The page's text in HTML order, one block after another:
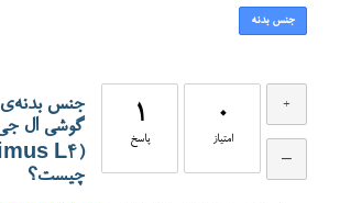
جنس بدنه
0
امتیاز
1
پاسخ
جنس بدنه‌ی
چیست؟